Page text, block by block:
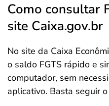
Como consultar
site Caixa.gov.br
No site da Caixa
o saldo FGTS rápido e
computador, sem
aplicativo. Basta seguir